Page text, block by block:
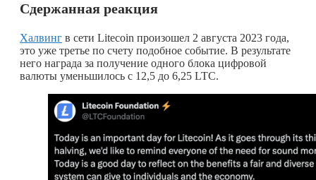
Сдержанная реакция
Халвинг в сети Litecoin произошел 2 августа 2023 года,
это уже третье по счету подобное событие. В результате
него награда за получение одного блока цифровой
валюты уменьшилось с 12,5 до 6,25 LTC.